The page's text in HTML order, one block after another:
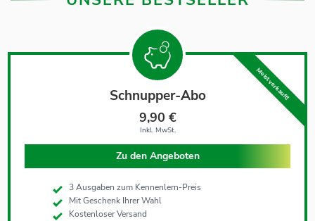
Meist verkauft!
Schnupper-Abo
9,90 €
Inkl. MwSt.
Zu den Angeboten
3 Ausgaben zum Kennenlern-Preis
Mit Geschenk Ihrer Wahl
Kostenloser Versand